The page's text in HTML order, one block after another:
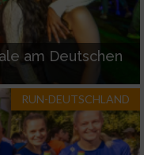
am Deutschen
RUN-DEUTSCHLAND